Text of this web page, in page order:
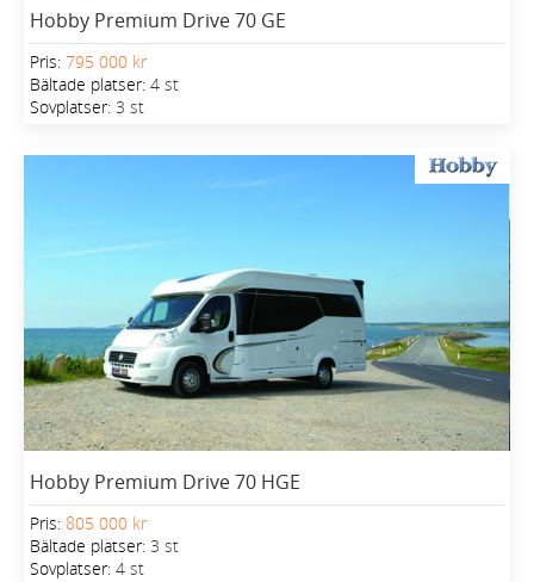
Hobby Premium Drive 70 GE
Pris: 795 000 kr
Bältade platser: 4 st
Sovplatser: 3 st
Hobby Premium Drive 70 HGE
Pris: 805 000 kr
Bältade platser: 3 st
Sovplatser: 4 st